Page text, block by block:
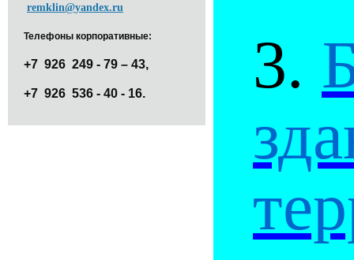
3.
remklin@yandex.ru
Телефоны корпоративные:
+7 926 249 - 79 – 43,
+7 926 536 - 40 - 16.